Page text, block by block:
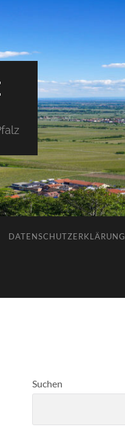
DATENSCHUTZERKLÄRUNG
Suchen